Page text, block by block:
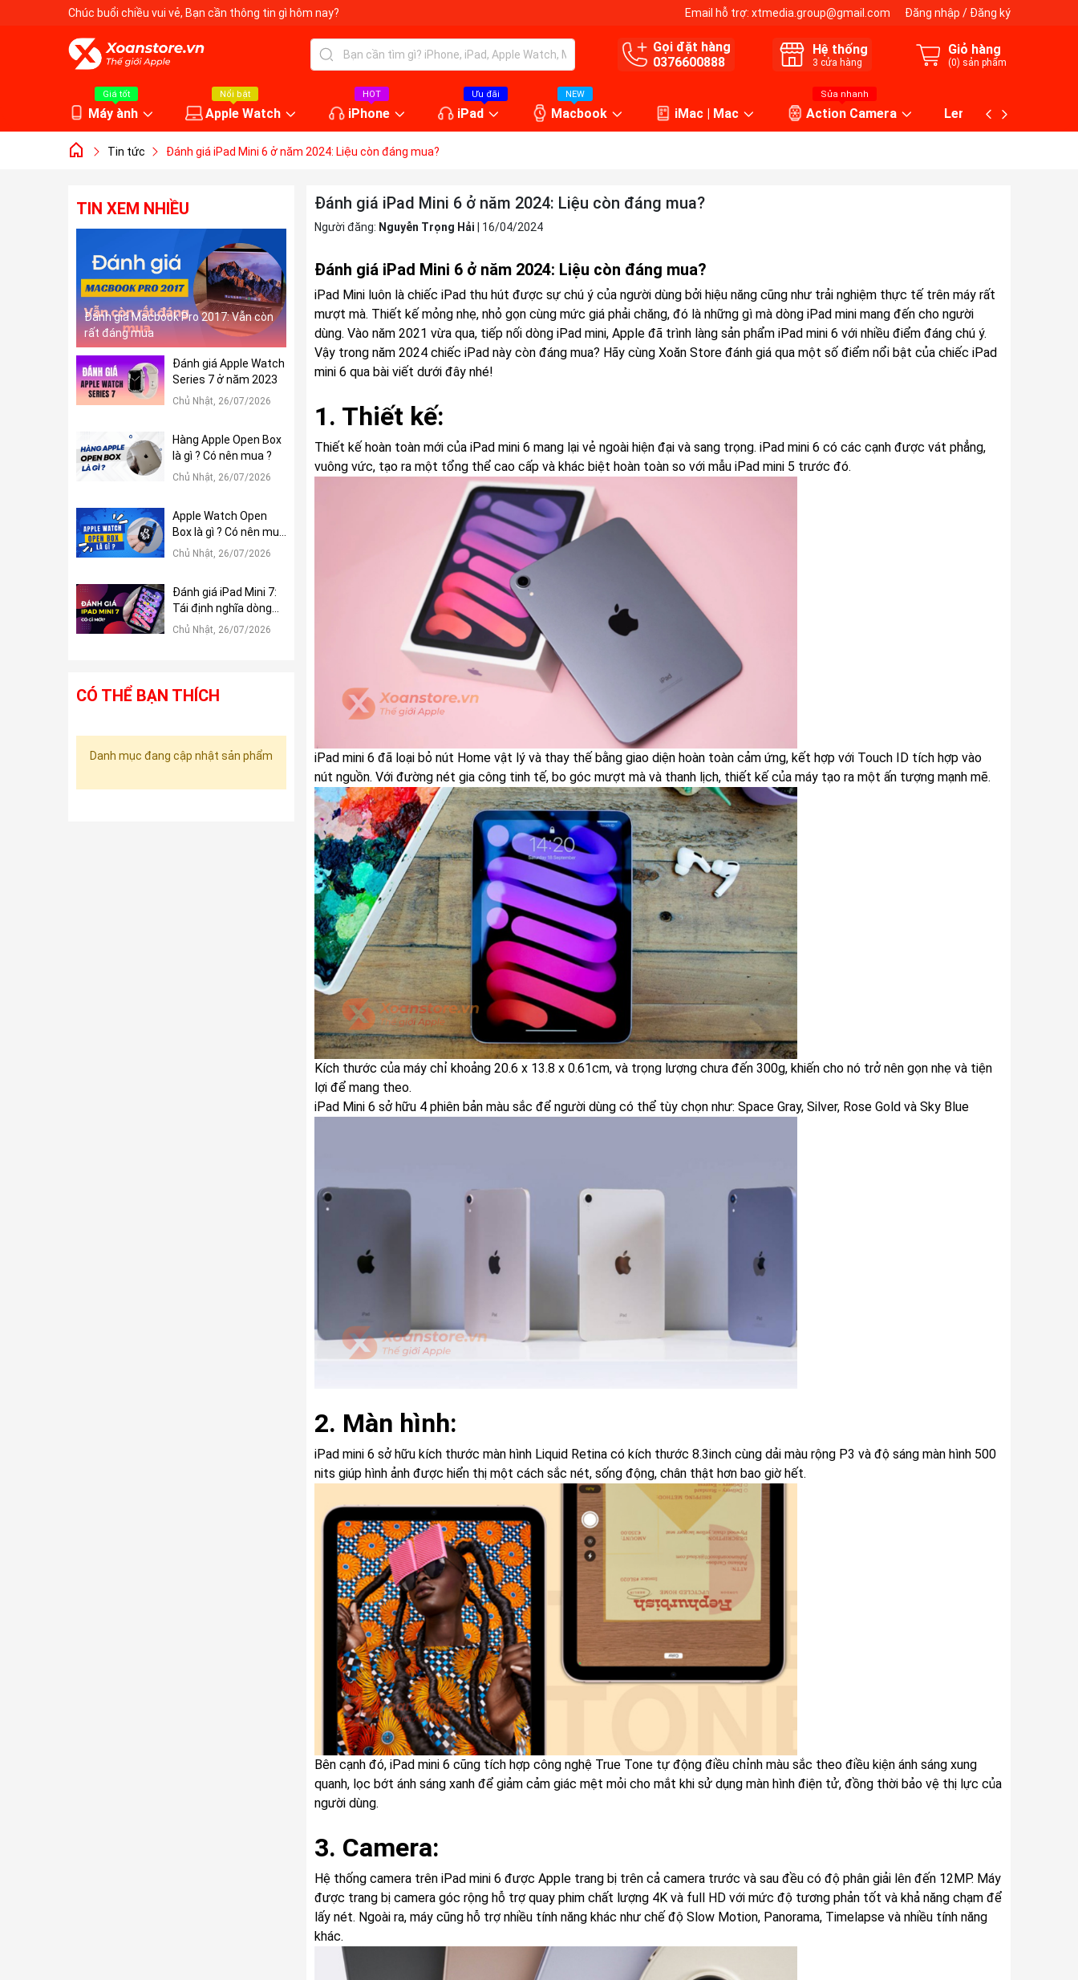
Chúc buổi chiều vui vẻ, Bạn cần thông tin gì hôm nay? Email hỗ trợ: xtmedia.group@gmail.com Đăng nhập / Đăng ký
Gọi đặt hàng
0376600888
Hệ thống
3 cửa hàng
Giỏ hàng
(0) sản phẩm
Giá tốt
Máy ành
Nổi bật
Apple Watch
HOT
iPhone
Ưu đãi
iPad
NEW
Macbook iMac | Mac
Sửa nhanh
Action Camera Lens máy ảnh
Tin tức Đánh giá iPad Mini 6 ở năm 2024: Liệu còn đáng mua?
Đánh giá iPad Mini 6 ở năm 2024: Liệu còn đáng mua?
Người đăng: Nguyễn Trọng Hải 16/04/2024
Đánh giá iPad Mini 6 ở năm 2024: Liệu còn đáng mua?
iPad Mini luôn là chiếc iPad thu hút được sự chú ý của người dùng bởi hiệu năng cũng như trải nghiệm thực tế trên máy rất
mượt mà. Thiết kế mỏng nhẹ, nhỏ gọn cùng mức giá phải chăng, đó là những gì mà dòng iPad mini mang đến cho người
dùng. Vào năm 2021 vừa qua, tiếp nối dòng iPad mini, Apple đã trình làng sản phẩm iPad mini 6 với nhiều điểm đáng chú ý.
Vậy trong năm 2024 chiếc iPad này còn đáng mua? Hãy cùng Xoăn Store đánh giá qua một số điểm nổi bật của chiếc iPad
mini 6 qua bài viết dưới đây nhé!
1. Thiết kế:
Thiết kế hoàn toàn mới của iPad mini 6 mang lại vẻ ngoài hiện đại và sang trọng. iPad mini 6 có các cạnh được vát phẳng,
vuông vức, tạo ra một tổng thể cao cấp và khác biệt hoàn toàn so với mẫu iPad mini 5 trước đó.
iPad mini 6 đã loại bỏ nút Home vật lý và thay thế bằng giao diện hoàn toàn cảm ứng, kết hợp với Touch ID tích hợp vào
nút nguồn. Với đường nét gia công tinh tế, bo góc mượt mà và thanh lịch, thiết kế của máy tạo ra một ấn tượng mạnh mẽ.
Kích thước của máy chỉ khoảng 20.6 x 13.8 x 0.61cm, và trọng lượng chưa đến 300g, khiến cho nó trở nên gọn nhẹ và tiện
lợi để mang theo.
iPad Mini 6 sở hữu 4 phiên bản màu sắc để người dùng có thể tùy chọn như: Space Gray, Silver, Rose Gold và Sky Blue
2. Màn hình:
iPad mini 6 sở hữu kích thước màn hình Liquid Retina có kích thước 8.3inch cùng dải màu rộng P3 và độ sáng màn hình 500
nits giúp hình ảnh được hiển thị một cách sắc nét, sống động, chân thật hơn bao giờ hết.
Bên cạnh đó, iPad mini 6 cũng tích hợp công nghệ True Tone tự động điều chỉnh màu sắc theo điều kiện ánh sáng xung
quanh, lọc bớt ánh sáng xanh để giảm cảm giác mệt mỏi cho mắt khi sử dụng màn hình điện tử, đồng thời bảo vệ thị lực của
người dùng.
3. Camera:
Hệ thống camera trên iPad mini 6 được Apple trang bị trên cả camera trước và sau đều có độ phân giải lên đến 12MP. Máy
được trang bị camera góc rộng hỗ trợ quay phim chất lượng 4K và full HD với mức độ tương phản tốt và khả năng chạm để
lấy nét. Ngoài ra, máy cũng hỗ trợ nhiều tính năng khác như chế độ Slow Motion, Panorama, Timelapse và nhiều tính năng
khác.
TIN XEM NHIỀU
Đánh giá Macbook Pro 2017: Vẫn còn
rất đáng mua
Đánh giá Apple Watch
Series 7 ở năm 2023
Chủ Nhật, 26/07/2026
Hàng Apple Open Box
là gì ? Có nên mua ?
Chủ Nhật, 26/07/2026
Apple Watch Open
Box là gì ? Có nên mua
?
Chủ Nhật, 26/07/2026
Đánh giá iPad Mini 7:
Tái định nghĩa dòng
iPad Mini
Chủ Nhật, 26/07/2026
CÓ THỂ BẠN THÍCH
Danh mục đang cập nhật sản phẩm